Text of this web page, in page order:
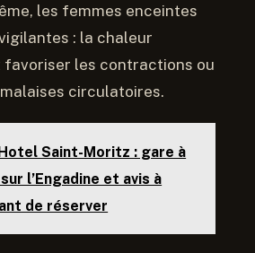
les femmes enceintes
: la chaleur
favoriser les contractions ou
circulatoires.
Hotel Saint-Moritz : gare à
l’Engadine et avis à
de réserver